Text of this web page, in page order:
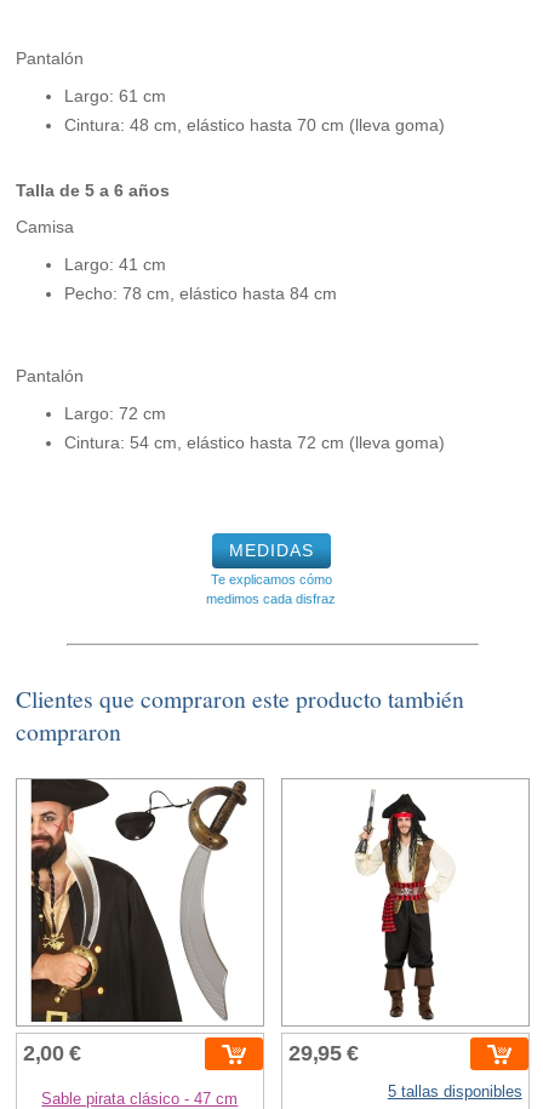
Pantalón
Largo: 61 cm
Cintura: 48 cm, elástico hasta 70 cm (lleva goma)
Talla de 5 a 6 años
Camisa
Largo: 41 cm
Pecho: 78 cm, elástico hasta 84 cm
Pantalón
Largo: 72 cm
Cintura: 54 cm, elástico hasta 72 cm (lleva goma)
MEDIDAS
Te explicamos cómo
medimos cada disfraz
Clientes que compraron este producto también
compraron
2,00 €
Sable pirata clásico - 47 cm
29,95 €
5 tallas disponibles